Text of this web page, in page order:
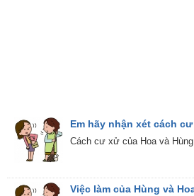
Em hãy nhận xét cách
Cách cư xử của Hoa và
Việc làm của Hùng và